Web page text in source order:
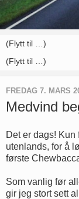
FREDAG 7. MARS
Medvind
Det er dags!
utenlands, for å
første
Som vanlig før
gir jeg stort sett